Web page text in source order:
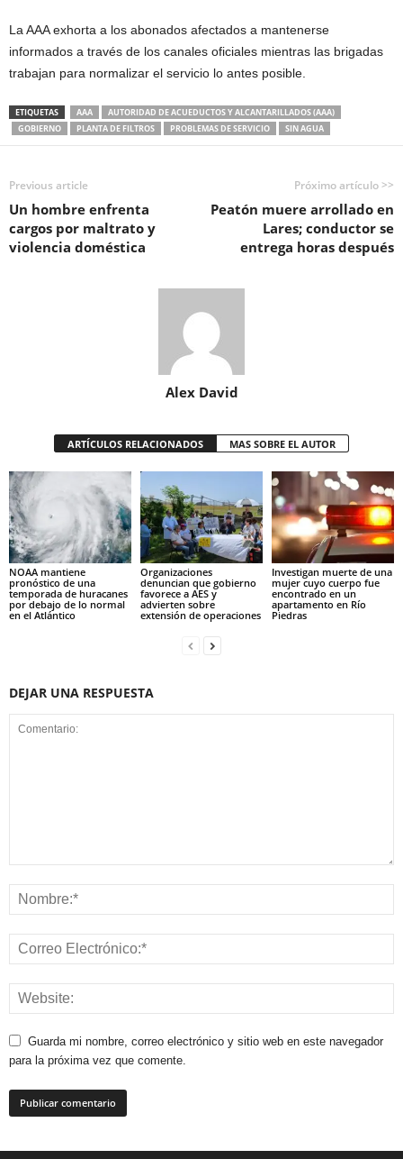
La AAA exhorta a los abonados afectados a mantenerse
informados a través de los canales oficiales mientras las brigadas
trabajan para normalizar el servicio lo antes posible.
ETIQUETAS AAA
AUTORIDAD DE ACUEDUCTOS Y ALCANTARILLADOS (AAA)
GOBIERNO
PLANTA DE FILTROS PROBLEMAS DE SERVICIO SIN AGUA
Previous article
Un hombre enfrenta
cargos por maltrato y
violencia doméstica
Próximo artículo >>
Peatón muere arrollado en
Lares; conductor se
entrega horas después
Alex David
ARTÍCULOS RELACIONADOS MAS SOBRE EL AUTOR
NOAA mantiene
pronóstico de una
temporada de huracanes
por debajo de lo normal
en el Atlántico
Organizaciones
denuncian que gobierno
favorece a AES y
advierten sobre
extensión de operaciones
Investigan muerte de una
mujer cuyo cuerpo fue
encontrado en un
apartamento en Río
Piedras
DEJAR UNA RESPUESTA
Guarda mi nombre, correo electrónico y sitio web en este navegador
para la próxima vez que comente.